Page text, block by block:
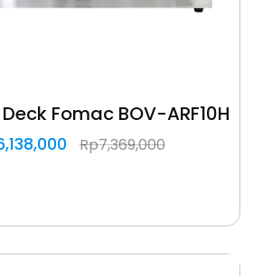
Fomac BOV-ARF10H
Rp7,369,000